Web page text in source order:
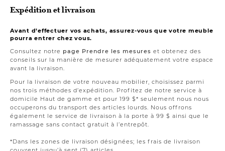
Expédition et livraison
Avant d’effectuer vos achats, assurez-vous que votre meuble
pourra entrer chez vous.
Consultez notre page Prendre les mesures et obtenez des
conseils sur la manière de mesurer adéquatement votre espace
avant la livraison.
Pour la livraison de votre nouveau mobilier, choisissez parmi
nos trois méthodes d’expédition. Profitez de notre service à
domicile Haut de gamme et pour 199 $* seulement nous nous
occuperons du transport des articles lourds. Nous offrons
également le service de livraison à la porte à 99 $ ainsi que le
ramassage sans contact gratuit à l’entrepôt.
*Dans les zones de livraison désignées; les frais de livraison